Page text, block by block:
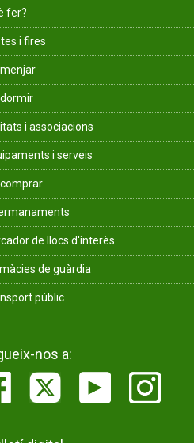
fer?
i fires
i associacions
i serveis
de llocs d'interès
de guàrdia
públic
nos a: